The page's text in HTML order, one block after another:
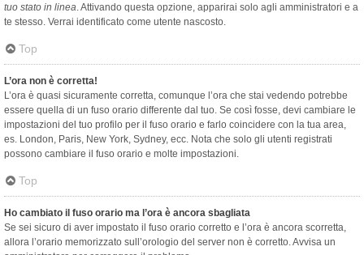
tuo stato in linea. Attivando questa opzione, apparirai solo agli amministratori e a
te stesso. Verrai identificato come utente nascosto.
Top
L’ora non è corretta!
L’ora è quasi sicuramente corretta, comunque l’ora che stai vedendo potrebbe
essere quella di un fuso orario differente dal tuo. Se così fosse, devi cambiare le
impostazioni del tuo profilo per il fuso orario e farlo coincidere con la tua area,
es. London, Paris, New York, Sydney, ecc. Nota che solo gli utenti registrati
possono cambiare il fuso orario e molte impostazioni.
Top
Ho cambiato il fuso orario ma l’ora è ancora sbagliata
Se sei sicuro di aver impostato il fuso orario corretto e l’ora è ancora scorretta,
allora l’orario memorizzato sull’orologio del server non è corretto. Avvisa un